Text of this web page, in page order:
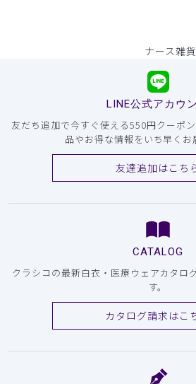
ナース雑
LINE公式アカウ
友だち追加で今すぐ使える550円クーポ
品やお得な情報をいち早くお
友達追加はこち
CATALOG
クラシコの最新白衣・医療ウェアカタロ
す。
カタログ請求はこ